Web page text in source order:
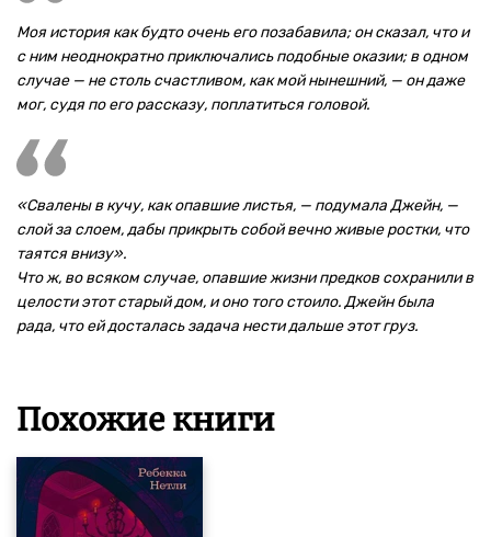
Моя история как будто очень его позабавила; он сказал, что и
с ним неоднократно приключались подобные оказии; в одном
случае — не столь счастливом, как мой нынешний, — он даже
мог, судя по его рассказу, поплатиться головой.
«Свалены в кучу, как опавшие листья, — подумала Джейн, —
слой за слоем, дабы прикрыть собой вечно живые ростки, что
таятся внизу».
Что ж, во всяком случае, опавшие жизни предков сохранили в
целости этот старый дом, и оно того стоило. Джейн была
рада, что ей досталась задача нести дальше этот груз.
Похожие книги